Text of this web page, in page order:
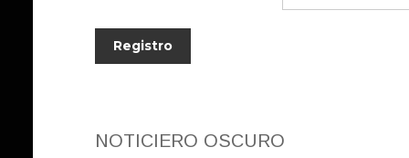
NOTICIERO OSCURO